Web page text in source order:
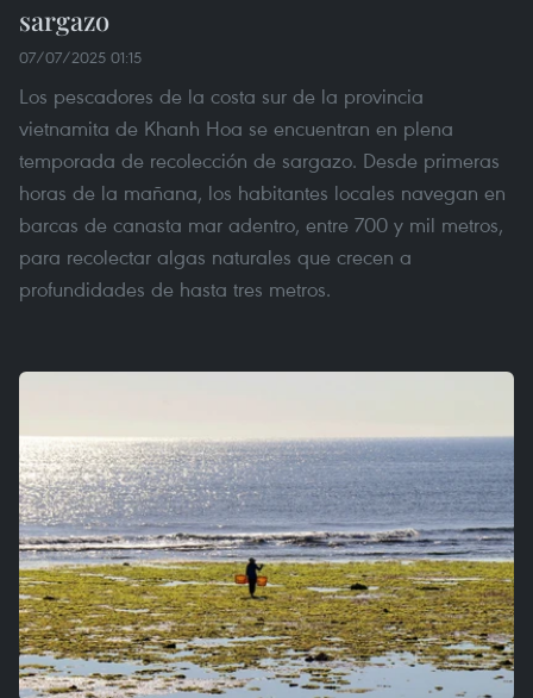
sargazo
07/07/2025 01:15
Los pescadores de la costa sur de la provincia
vietnamita de Khanh Hoa se encuentran en plena
temporada de recolección de sargazo. Desde primeras
horas de la mañana, los habitantes locales navegan en
barcas de canasta mar adentro, entre 700 y mil metros,
para recolectar algas naturales que crecen a
profundidades de hasta tres metros.